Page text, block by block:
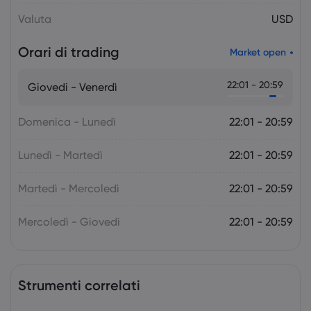
Markets.com Support Team 2025 Jul 05, 21:00
della politica monetaria si sposta sulla
Forex
Valuta USD
Orari di trading Market open
Giovedi - Venerdì 22:01 - 20:59
Domenica - Lunedì 22:01 - 20:59
Lunedì - Martedì 22:01 - 20:59
Martedì - Mercoledì 22:01 - 20:59
Mercoledì - Giovedi 22:01 - 20:59
Strumenti correlati